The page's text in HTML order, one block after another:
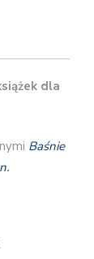
dla
Baśnie
.